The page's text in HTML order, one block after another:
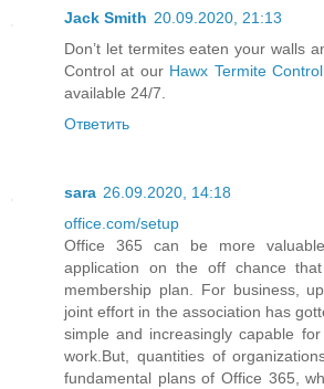
Jack Smith 20.09.2020, 21:13
Don’t let termites eaten your walls
Control at our Hawx Termite Control
available 24/7.
Ответить
sara 26.09.2020, 14:18
office.com/setup
Office 365 can be more
application on the off chance
membership plan. For business,
joint effort in the association has
simple and increasingly capable
work.But, quantities of
fundamental plans of Office 365,